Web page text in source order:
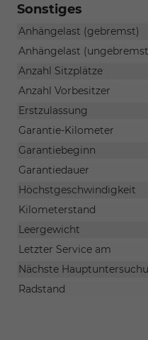
Sonstiges
Anhängelast (gebremst)
Anhängelast
Anzahl Sitzplätze
Anzahl Vorbesitzer
Erstzulassung
Garantie-Kilometer
Garantiebeginn
Garantiedauer
Höchstgeschwindigkeit
Kilometerstand
Leergewicht
Letzter Service am
Nächste
Radstand